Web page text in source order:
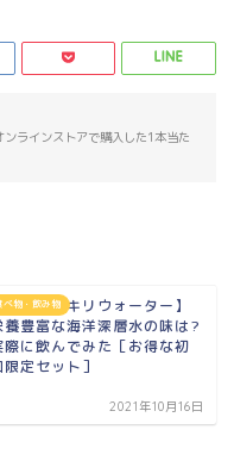
ラインストアで購入した1本当た
べ物・飲み物
AECスッキリウォーター】
養豊富な海洋深層水の味は?
際に飲んでみた［お得な初
限定セット］
2021年10月16日